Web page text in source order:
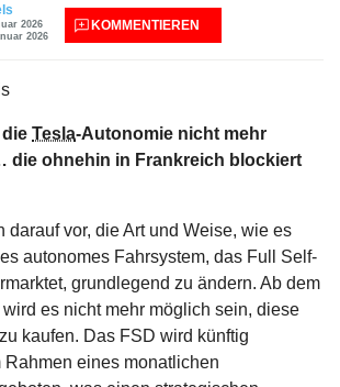
2026
2026
KOMMENTIEREN
Tesla-Autonomie nicht mehr
die ohnehin in Frankreich blockiert
darauf vor, die Art und Weise, wie es
autonomes Fahrsystem, das Full Self-
grundlegend zu ändern. Ab dem
es nicht mehr möglich sein, diese
kaufen. Das FSD wird künftig
eines monatlichen